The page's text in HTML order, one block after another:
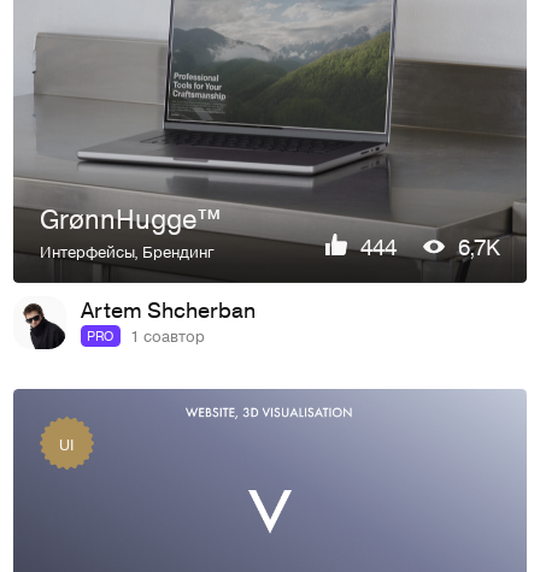
GrønnHugge™
Интерфейсы, Брендинг 444 6,7K
Artem Shcherban
PRO 1 соавтор
UI